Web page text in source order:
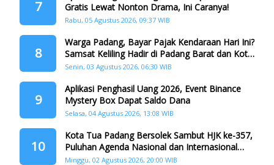
7
Gratis Lewat Nonton Drama, Ini Caranya!
Rabu, 05 Agustus 2026, 09:37 WIB
8
Warga Padang, Bayar Pajak Kendaraan Hari Ini?
Samsat Keliling Hadir di Padang Barat dan Koto
Tangah
Senin, 03 Agustus 2026, 06:30 WIB
9
Aplikasi Penghasil Uang 2026, Event Binance
Mystery Box Dapat Saldo Dana
Selasa, 04 Agustus 2026, 13:08 WIB
10
Kota Tua Padang Bersolek Sambut HJK ke-357,
Puluhan Agenda Nasional dan Internasional
Siap Digelar
Minggu, 02 Agustus 2026, 20:00 WIB